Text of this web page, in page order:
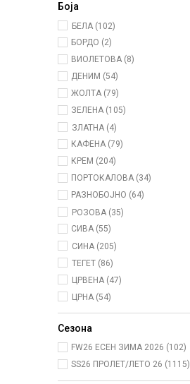
Боја
БЕЛА (102)
БОРДО (2)
ВИОЛЕТОВА (8)
ДЕНИМ (54)
ЖОЛТА (79)
ЗЕЛЕНА (105)
ЗЛАТНА (4)
КАФЕНА (79)
КРЕМ (204)
ПОРТОКАЛОВА (34)
РАЗНОБОЈНО (64)
РОЗОВА (35)
СИВА (55)
СИНА (205)
ТЕГЕТ (86)
ЦРВЕНА (47)
ЦРНА (54)
Сезона
FW26 ЕСЕН ЗИМА 2026 (102)
SS26 ПРОЛЕТ/ЛЕТО 26 (1115)